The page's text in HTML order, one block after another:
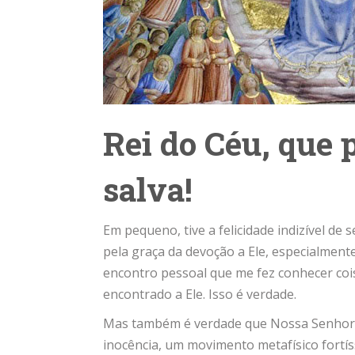
Rei do Céu, que
salva!
Em pequeno, tive a felicidade indizível de
pela graça da devoção a Ele,
encontro pessoal que me fez conhecer
encontrado a Ele. Isso é verdade.
Mas também é verdade que Nossa
inocência, um movimento metafísico